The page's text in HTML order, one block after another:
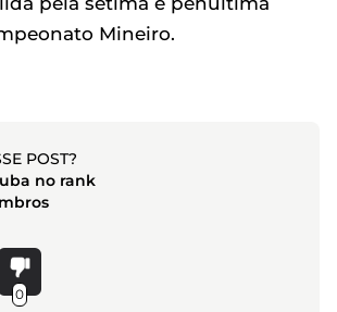
Mineiro.
POST?
no rank
0